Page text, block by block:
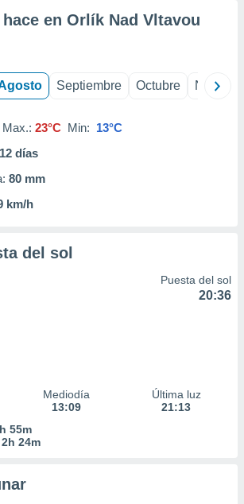
en Orlík Nad Vltavou
Septiembre Octubre
Max.: 23°C Min: 13°C
12 días
80 mm
km/h
del sol
Puesta del sol
20:36
Mediodía
13:09
Última luz
21:13
55m
2h 24m